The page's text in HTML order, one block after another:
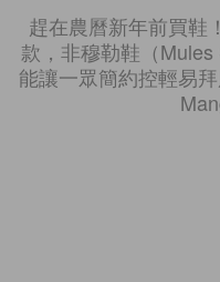
趕在農曆新年前買鞋
款，非穆勒鞋（
能讓一眾簡約控輕易